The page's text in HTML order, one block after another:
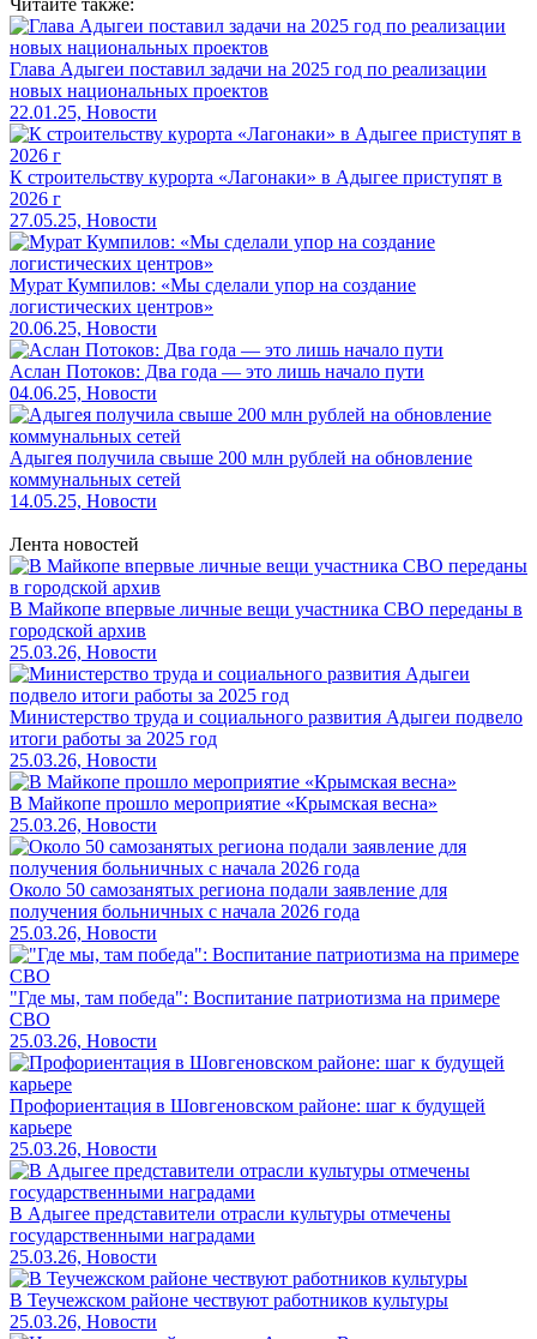
Глава Адыгеи поставил задачи на 2025 год по реализации
новых национальных проектов
22.01.25, Новости
К строительству курорта «Лагонаки» в Адыгее приступят в
2026 г
27.05.25, Новости
Мурат Кумпилов: «Мы сделали упор на создание
логистических центров»
20.06.25, Новости
Аслан Потоков: Два года — это лишь начало пути
04.06.25, Новости
Адыгея получила свыше 200 млн рублей на обновление
коммунальных сетей
14.05.25, Новости
Лента новостей
В Майкопе впервые личные вещи участника СВО переданы в
городской архив
25.03.26, Новости
Министерство труда и социального развития Адыгеи подвело
итоги работы за 2025 год
25.03.26, Новости
В Майкопе прошло мероприятие «Крымская весна»
25.03.26, Новости
Около 50 самозанятых региона подали заявление для
получения больничных с начала 2026 года
25.03.26, Новости
"Где мы, там победа": Воспитание патриотизма на примере
СВО
25.03.26, Новости
Профориентация в Шовгеновском районе: шаг к будущей
карьере
25.03.26, Новости
В Адыгее представители отрасли культуры отмечены
государственными наградами
25.03.26, Новости
В Теучежском районе чествуют работников культуры
25.03.26, Новости